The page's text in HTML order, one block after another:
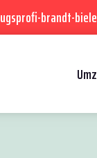
brandt-